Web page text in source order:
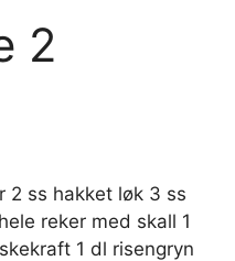
2
2 ss hakket løk 3 ss
reker med skall 1
1 dl risengryn